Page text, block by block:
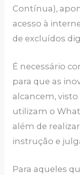
Contínua),
acesso à
de excluídos
É necessário
para que as
alcancem,
utilizam o
além de
instrução e
Para aqueles